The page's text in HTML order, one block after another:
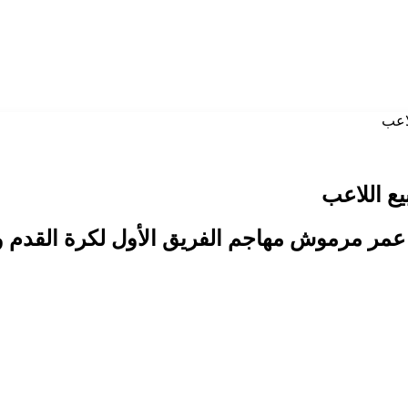
اللاعب
عمر مرموش مهاجم الفريق الأول لكرة